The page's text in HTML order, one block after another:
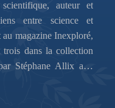
auteur et
entre science et
magazine Inexploré,
trois dans la collection
Stéphane Allix aux